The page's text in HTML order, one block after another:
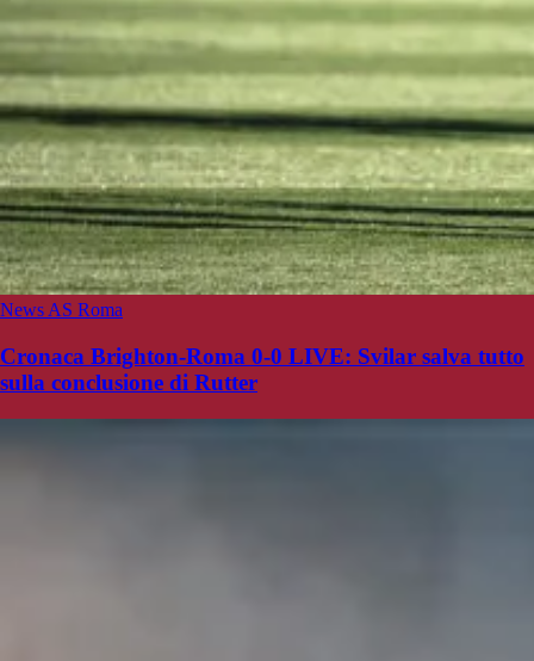
News AS Roma
Cronaca Brighton-Roma 0-0 LIVE: Svilar salva tutto
sulla conclusione di Rutter